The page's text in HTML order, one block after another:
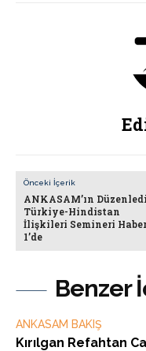
Benzer
ANKASAM BAKIŞ
Kırılgan Refahtan
Önceki İçerik
ANKASAM’ın
Türkiye-Hindistan
İlişkileri Semineri Haber
1’de